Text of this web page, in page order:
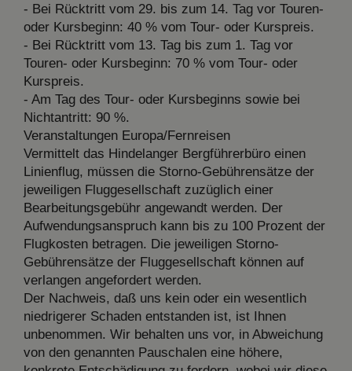
- Bei Rücktritt vom 29. bis zum 14. Tag vor Touren-
oder Kursbeginn: 40 % vom Tour- oder Kurspreis.
- Bei Rücktritt vom 13. Tag bis zum 1. Tag vor
Touren- oder Kursbeginn: 70 % vom Tour- oder
Kurspreis.
- Am Tag des Tour- oder Kursbeginns sowie bei
Nichtantritt: 90 %.
Veranstaltungen Europa/Fernreisen
Vermittelt das Hindelanger Bergführerbüro einen
Linienflug, müssen die Storno-Gebührensätze der
jeweiligen Fluggesellschaft zuzüglich einer
Bearbeitungsgebühr angewandt werden. Der
Aufwendungsanspruch kann bis zu 100 Prozent der
Flugkosten betragen. Die jeweiligen Storno-
Gebührensätze der Fluggesellschaft können auf
verlangen angefordert werden.
Der Nachweis, daß uns kein oder ein wesentlich
niedrigerer Schaden entstanden ist, ist Ihnen
unbenommen. Wir behalten uns vor, in Abweichung
von den genannten Pauschalen eine höhere,